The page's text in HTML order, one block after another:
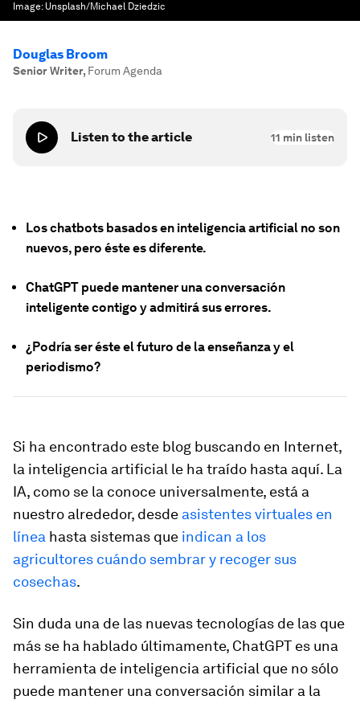
Image: Unsplash/Michael Dziedzic
Douglas Broom
Senior Writer, Forum Agenda
Listen to the article 11 min listen
Los chatbots basados en inteligencia artificial no son
nuevos, pero éste es diferente.
ChatGPT puede mantener una conversación
inteligente contigo y admitirá sus errores.
¿Podría ser éste el futuro de la enseñanza y el
periodismo?
Si ha encontrado este blog buscando en Internet,
la inteligencia artificial le ha traído hasta aquí. La
IA, como se la conoce universalmente, está a
nuestro alrededor, desde asistentes virtuales en
línea hasta sistemas que indican a los
agricultores cuándo sembrar y recoger sus
cosechas.
Sin duda una de las nuevas tecnologías de las que
más se ha hablado últimamente, ChatGPT es una
herramienta de inteligencia artificial que no sólo
puede mantener una conversación similar a la